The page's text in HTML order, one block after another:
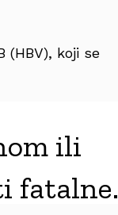
(HBV), koji se
ili
fatalne.